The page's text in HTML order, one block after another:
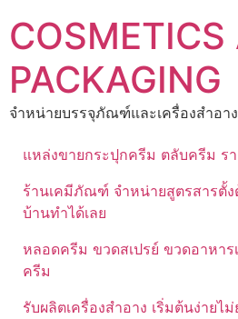
to
content
COSMETICS
PACKAGING
จำหน่ายบรรจุภัณฑ์และเครื่องสำอา
แหล่งขายกระปุกครีม ตลับครีม ร
ร้านเคมีภัณฑ์ จำหน่ายสูตรสารตั้ง
บ้านทำได้เลย
หลอดครีม ขวดสเปรย์ ขวดอาหา
ครีม
รับผลิตเครื่องสำอาง เริ่มต้นง่ายไ